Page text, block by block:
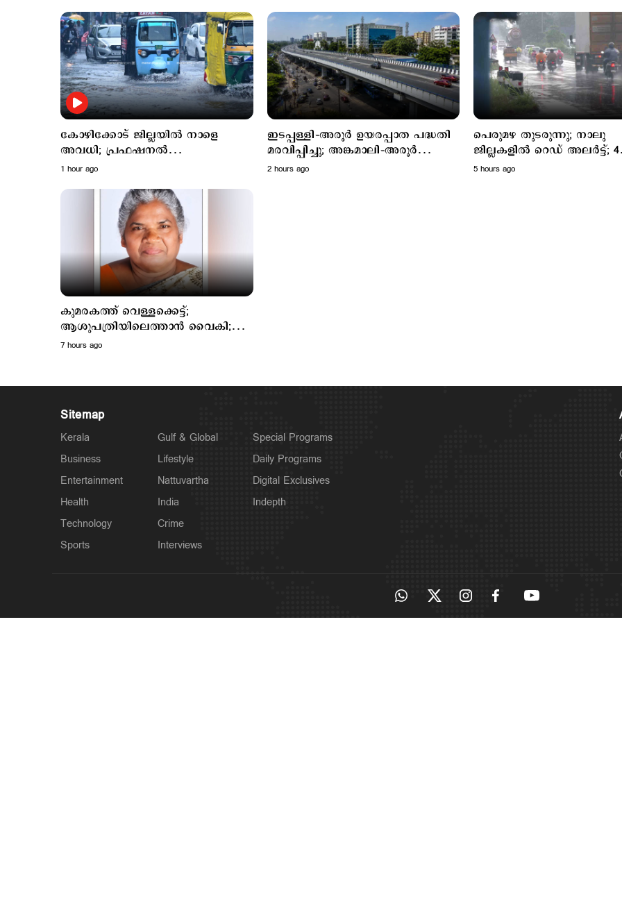
കോഴിക്കോട് ജില്ലയില്‍ നാളെ
അവധി; പ്രഫഷനല്‍
കോളജുകള്‍ക്ക് ബാധമകല്ല
1 hour ago
ഇടപ്പള്ളി–അരൂർ ഉയരപ്പാത പദ്ധതി
മരവിപ്പിച്ചു; അങ്കമാലി–അരൂർ
ബൈപാസ് പദ്ധതി വേഗത്തിലാക്കും
2 hours ago
പെരുമഴ തുടരുന്നു; നാലു
ജില്ലകളില്‍ റെഡ് അലര്‍ട്ട്; 4
ജില്ലകളില്‍ ഓറഞ്ച് അലര്‍ട്ട്
5 hours ago
കുമരകത്ത് വെള്ളക്കെട്ട്;
ആശുപത്രിയിലെത്താൻ വൈകി;
വീട്ടമ്മ മരിച്ചു
7 hours ago
Sitemap
Kerala
Business
Entertainment
Health
Technology
Sports
Gulf & Global
Lifestyle
Nattuvartha
India
Crime
Interviews
Special Programs
Daily Programs
Digital Exclusives
Indepth